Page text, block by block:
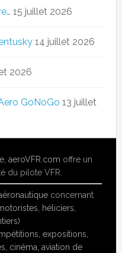
15 juillet 2026
14 juillet 2026
2026
GoNoGo 13 juillet
,aeroVFR.com offre un
du pilote VFR.
concernant
héliciers,
expositions,
cinéma, aviation de